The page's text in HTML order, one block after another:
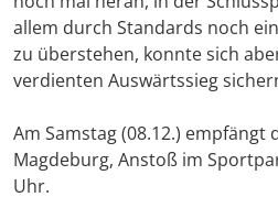
allem durch Standards noch
zu überstehen, konnte sich
verdienten Auswärtssieg
Am Samstag (08.12.) empfängt
Magdeburg, Anstoß im
Uhr.